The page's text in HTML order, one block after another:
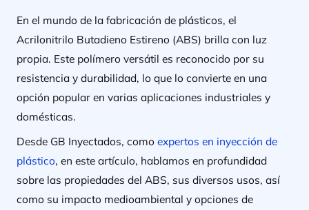
En el mundo de la fabricación de plásticos, el
Acrilonitrilo Butadieno Estireno (ABS) brilla con luz
propia. Este polímero versátil es reconocido por su
resistencia y durabilidad, lo que lo convierte en una
opción popular en varias aplicaciones industriales y
domésticas.
Desde GB Inyectados, como expertos en inyección de
plástico, en este artículo, hablamos en profundidad
sobre las propiedades del ABS, sus diversos usos, así
como su impacto medioambiental y opciones de